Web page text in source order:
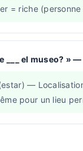
= riche
___ el museo? »
—
pour un lieu